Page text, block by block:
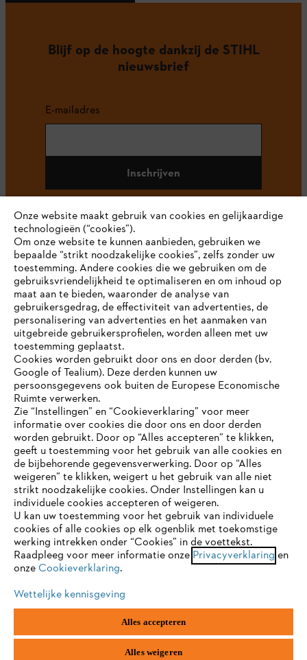
Blijf op de hoogte dankzij de STIHL
nieuwsbrief
E-mailadres
Inschrijven
#STIHL
Bedrijf
STIHL FAQ
Contact
Gegevensbescherming Impressum
ANDREAS STIHL NV, Veurtstraat 117, 2870Puurs-Sint-Amands,
België/Belgique
VAT Number: BE 0427.714.768
JE BROWSER WORDT NIET
ONDERSTEUND
Je gebruikt een browser die we nog niet ondersteunen. Om
onze website optimaal te kunnen gebruiken, raden we aan dat
je overschakelt op één van de volgende browsers:
firefox
safari edge
Onze website maakt gebruik van cookies en gelijkaardige
technologieën (“cookies”).
Om onze website te kunnen aanbieden, gebruiken we
bepaalde “strikt noodzakelijke cookies”, zelfs zonder uw
toestemming. Andere cookies die we gebruiken om de
gebruiksvriendelijkheid te optimaliseren en om inhoud op
maat aan te bieden, waaronder de analyse van
gebruikersgedrag, de effectiviteit van advertenties, de
personalisering van advertenties en het aanmaken van
uitgebreide gebruikersprofielen, worden alleen met uw
toestemming geplaatst.
Cookies worden gebruikt door ons en door derden (bv.
Google of Tealium). Deze derden kunnen uw
persoonsgegevens ook buiten de Europese Economische
Ruimte verwerken.
Zie “Instellingen” en “Cookieverklaring” voor meer
informatie over cookies die door ons en door derden
worden gebruikt. Door op “Alles accepteren” te klikken,
geeft u toestemming voor het gebruik van alle cookies en
de bijbehorende gegevensverwerking. Door op “Alles
weigeren” te klikken, weigert u het gebruik van alle niet
strikt noodzakelijke cookies. Onder Instellingen kan u
individuele cookies accepteren of weigeren.
U kan uw toestemming voor het gebruik van individuele
cookies of alle cookies op elk ogenblik met toekomstige
werking intrekken onder “Cookies” in de voettekst.
Raadpleeg voor meer informatie onze Privacyverklaring en
onze Cookieverklaring.
Wettelijke kennisgeving
Alles accepteren
Alles weigeren